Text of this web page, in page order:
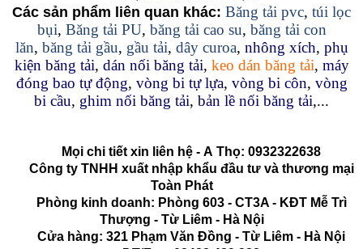
Các sản phẩm liên quan khác: Băng tải pvc, túi lọc
bụi, Băng tải PU, băng tải cao su, băng tải con
lăn, băng tải gầu, gầu tải, dây curoa, nhông xích, phụ
kiện băng tải, dán nối băng tải, keo dán băng tải, máy
đóng bao tự động, vòng bi tự lựa, vòng bi côn, vòng
bi cầu, ghim nối băng tải, bản lề nối băng tải,...
Mọi chi tiết xin liên hệ - A Thọ: 0932322638
Công ty TNHH xuất nhập khẩu đầu tư và thương mại
Toàn Phát
Phòng kinh doanh: Phòng 603 - CT3A - KĐT Mễ Trì
Thượng - Từ Liêm - Hà Nội
Cửa hàng: 321 Phạm Văn Đồng - Từ Liêm - Hà Nội